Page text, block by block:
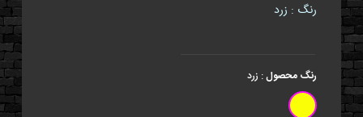
رنگ : زرد
رنگ محصول: زرد